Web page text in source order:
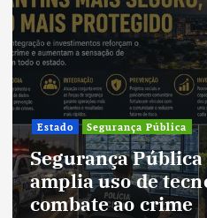
Cultura
Cultura do
tradições e
um estado em
transformação